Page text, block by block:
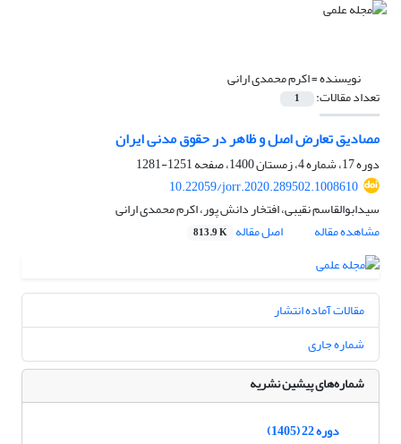
نویسنده =اکرم محمدی ارانی
تعداد مقالات: 1
مصادیق تعارض اصل و ظاهر در حقوق مدنی ایران
دوره 17، شماره 4، زمستان 1400، صفحه
1251-1281
10.22059/jorr.2020.289502.1008610
سیدابوالقاسم نقیبی، افتخار دانش پور، اکرم محمدی ارانی
مشاهده مقاله
اصل مقاله 813.9 K
مقالات آماده انتشار
شماره جاری
شماره‌های پیشین نشریه
دوره 22 (1405)